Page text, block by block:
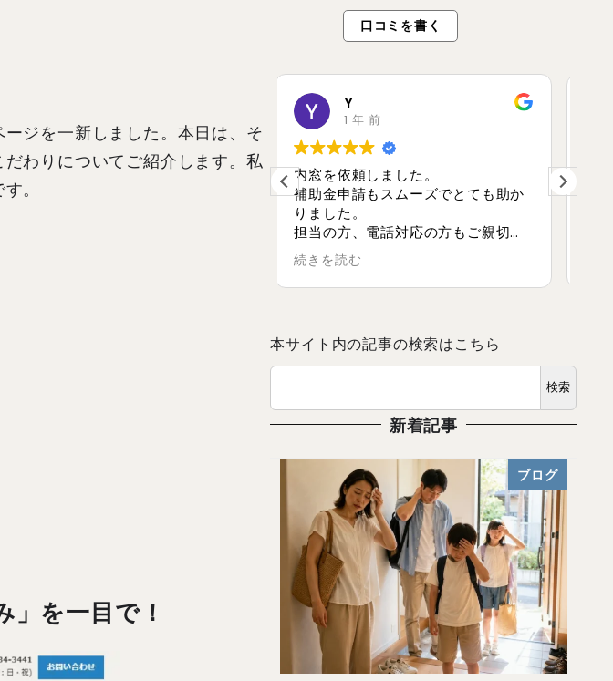
ジを一新しました。本日は、そ
わりについてご紹介します。私
。
を一目で！
口コミを書く
内窓を依頼しました。
補助金申請もスムーズでとても助か
3 年 前
玄関ドアや窓などサッシ関係は安心
して任せられる業者さんです。親切
な対応をしていただきました。
本サイト内の記事の検索はこちら
検索
新着記事
ブログ